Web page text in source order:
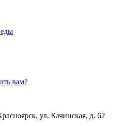
вам?
ул. Качинская, д. 62